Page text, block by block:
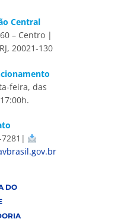
Central
– Centro |
20021-130
feira, das
7281|
DO